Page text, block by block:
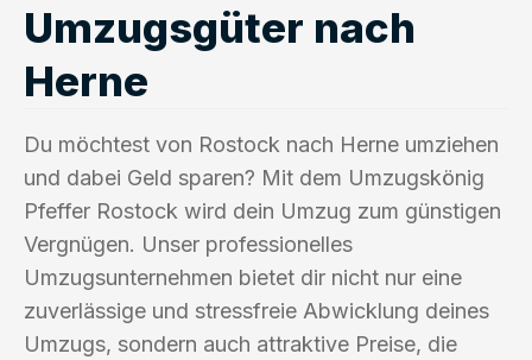
Umzugsgüter nach
Herne
Du möchtest von Rostock nach Herne umziehen
und dabei Geld sparen? Mit dem Umzugskönig
Pfeffer Rostock wird dein Umzug zum günstigen
Vergnügen. Unser professionelles
Umzugsunternehmen bietet dir nicht nur eine
zuverlässige und stressfreie Abwicklung deines
Umzugs, sondern auch attraktive Preise, die